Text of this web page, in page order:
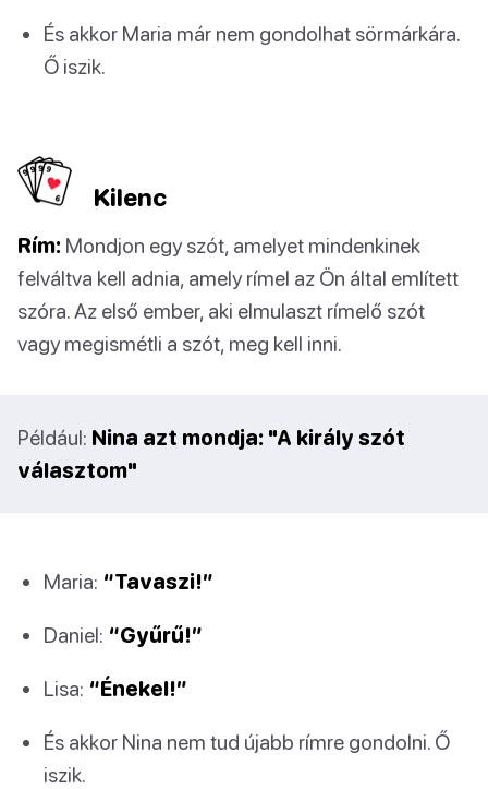
És akkor Maria már nem gondolhat sörmárkára.
Ő iszik.
Kilenc
Rím: Mondjon egy szót, amelyet mindenkinek
felváltva kell adnia, amely rímel az Ön által említett
szóra. Az első ember, aki elmulaszt rímelő szót
vagy megismétli a szót, meg kell inni.
Például: Nina azt mondja: "A király szót
választom"
Maria: “Tavaszi!”
Daniel: “Gyűrű!”
Lisa: “Énekel!”
És akkor Nina nem tud újabb rímre gondolni. Ő
iszik.